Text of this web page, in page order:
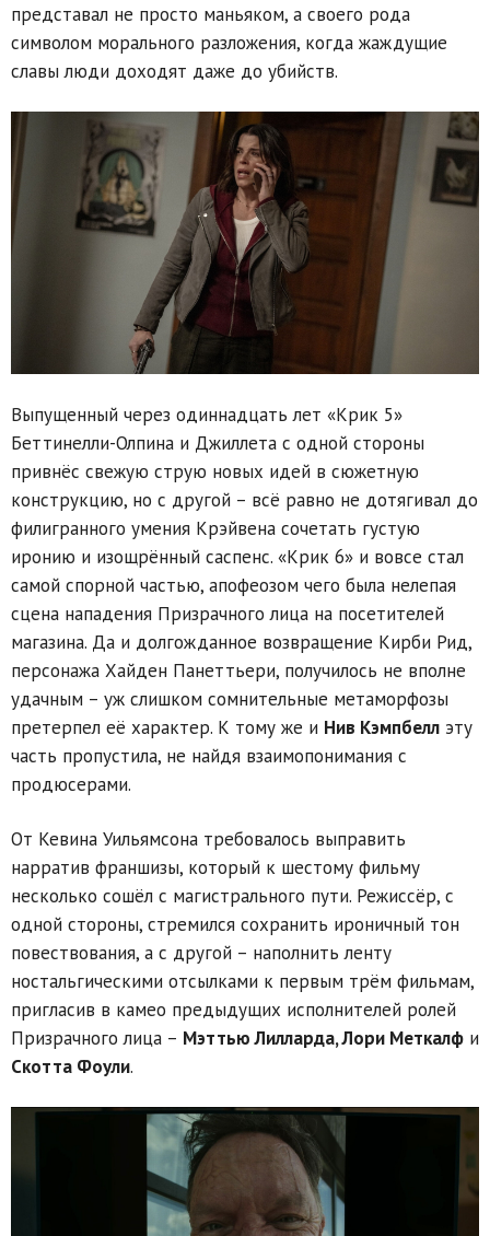
представал не просто маньяком, а своего рода
символом морального разложения, когда жаждущие
славы люди доходят даже до убийств.
Выпущенный через одиннадцать лет «Крик 5»
Беттинелли-Олпина и Джиллета с одной стороны
привнёс свежую струю новых идей в сюжетную
конструкцию, но с другой – всё равно не дотягивал до
филигранного умения Крэйвена сочетать густую
иронию и изощрённый саспенс. «Крик 6» и вовсе стал
самой спорной частью, апофеозом чего была нелепая
сцена нападения Призрачного лица на посетителей
магазина. Да и долгожданное возвращение Кирби Рид,
персонажа Хайден Панеттьери, получилось не вполне
удачным – уж слишком сомнительные метаморфозы
претерпел её характер. К тому же и Нив Кэмпбелл эту
часть пропустила, не найдя взаимопонимания с
продюсерами.
От Кевина Уильямсона требовалось выправить
нарратив франшизы, который к шестому фильму
несколько сошёл с магистрального пути. Режиссёр, с
одной стороны, стремился сохранить ироничный тон
повествования, а с другой – наполнить ленту
ностальгическими отсылками к первым трём фильмам,
пригласив в камео предыдущих исполнителей ролей
Призрачного лица – Мэттью Лилларда, Лори Меткалф и
Скотта Фоули.